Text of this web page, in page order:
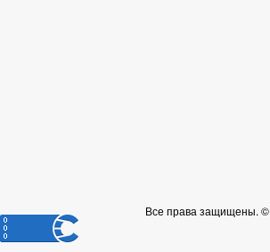
Все права защищены. ©